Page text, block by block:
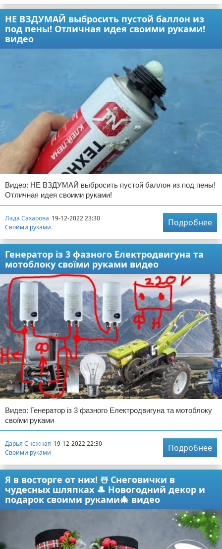
НЕ ВЗДУМАЙ выбросить пустой баллон из
под пены! Отличная идея своими руками!
видео
Видео: НЕ ВЗДУМАЙ выбросить пустой баллон из под пены!
Отличная идея своими руками!
Лада Сахарова 19-12-2022 23:30
Своими руками
Подробнее
Генератор із 3 фазного Електродвигуна та
мотоблоку своїми руками видео
Видео: Генератор із 3 фазного Електродвигуна та мотоблоку
своїми руками
Дарья Снежная 19-12-2022 22:30
Своими руками
Подробнее
Я в восторге от них! ☃️ Снеговички в
чудесных шляпках 🎩 Новогодний декор и
подарок своими руками🎄 видео